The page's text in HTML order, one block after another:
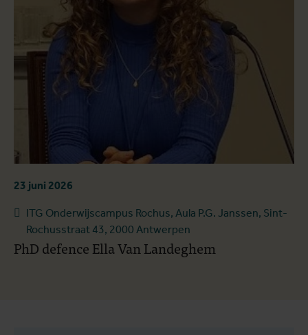
23 juni 2026
ITG Onderwijscampus Rochus, Aula P.G. Janssen, Sint-
Rochusstraat 43, 2000 Antwerpen
PhD defence Ella Van Landeghem